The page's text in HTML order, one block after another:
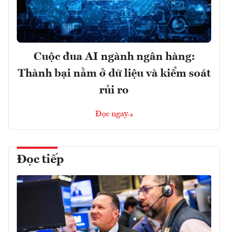
Cuộc đua AI ngành ngân hàng:
Thành bại nằm ở dữ liệu và kiểm soát
rủi ro
Đọc ngay
Đọc tiếp